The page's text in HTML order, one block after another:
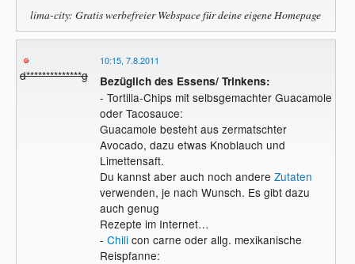
lima-city: Gratis werbefreier Webspace für deine eigene Homepage
d**************g
10:15, 7.8.2011
Bezüglich des Essens/ Trinkens:
- Tortilla-Chips mit selbsgemachter Guacamole
oder Tacosauce:
Guacamole besteht aus zermatschter
Avocado, dazu etwas Knoblauch und
Limettensaft.
Du kannst aber auch noch andere Zutaten
verwenden, je nach Wunsch. Es gibt dazu
auch genug
Rezepte im Internet…
- Chilicon carne oder allg. mexikanische
Reispfanne: